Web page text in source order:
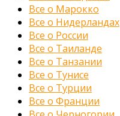
Все о Марокко
Все о Нидерландах
Все о России
Все о Таиланде
Все о Танзании
Все о Тунисе
Все о Турции
Все о Франции